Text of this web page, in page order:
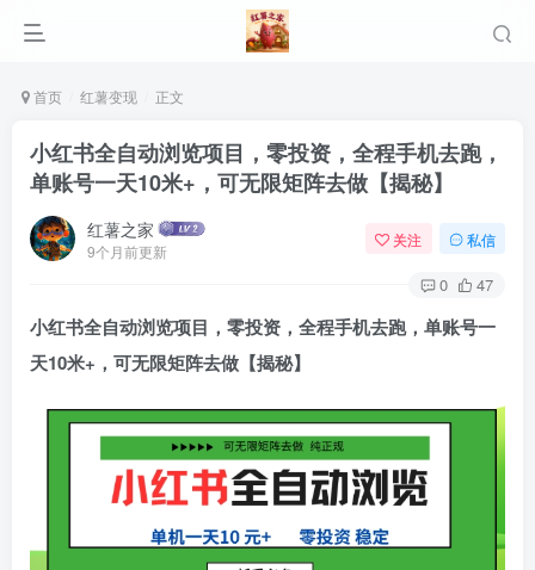
首页 红薯变现 正文
小红书全自动浏览项目，零投资，全程手机去跑，
单账号一天10米+，可无限矩阵去做【揭秘】
红薯之家
9个月前更新
关注 私信
0 47
小红书全自动浏览项目，零投资，全程手机去跑，单账号一
天10米+，可无限矩阵去做【揭秘】